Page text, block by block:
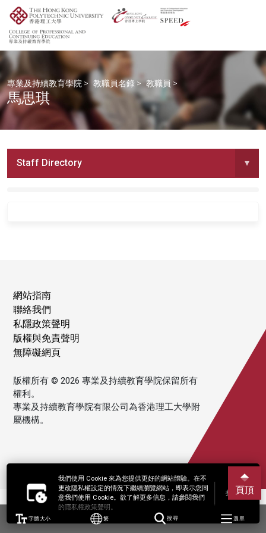
我們使用 Cookie 來為您提供更好的網站體驗。在不
更改隱私權設定的情況下繼續瀏覽網站，即表示您同
意我們使用 Cookie。欲了解更多信息，請參閱我們
的隱私權政策聲明。
接受
字體大小 繁 搜尋 選單
專業及持續教育學院 > 教職員名錄 > 教職員 >
馬思琪
Staff Directory ▾
網站指南
聯絡我們
私隱政策聲明
版權與免責聲明
無障礙網頁
版權所有 © 2026 專業及持續教育學院保留所有
權利。
專業及持續教育學院有限公司為香港理工大學附
屬機構。
頁頂